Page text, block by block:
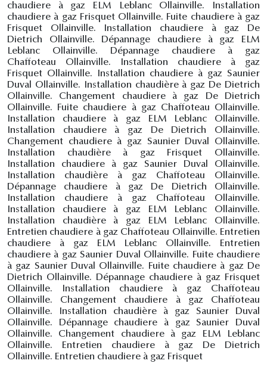
chaudiere à gaz ELM Leblanc Ollainville. Installation
chaudiere à gaz Frisquet Ollainville. Fuite chaudiere à gaz
Frisquet Ollainville. Installation chaudiere à gaz De
Dietrich Ollainville. Dépannage chaudiere à gaz ELM
Leblanc Ollainville. Dépannage chaudiere à gaz
Chaffoteau Ollainville. Installation chaudiere à gaz
Frisquet Ollainville. Installation chaudiere à gaz Saunier
Duval Ollainville. Installation chaudière à gaz De Dietrich
Ollainville. Changement chaudiere à gaz De Dietrich
Ollainville. Fuite chaudiere à gaz Chaffoteau Ollainville.
Installation chaudiere à gaz ELM Leblanc Ollainville.
Installation chaudiere à gaz De Dietrich Ollainville.
Changement chaudiere à gaz Saunier Duval Ollainville.
Installation chaudière à gaz Frisquet Ollainville.
Installation chaudiere à gaz Saunier Duval Ollainville.
Installation chaudière à gaz Chaffoteau Ollainville.
Dépannage chaudiere à gaz De Dietrich Ollainville.
Installation chaudiere à gaz Chaffoteau Ollainville.
Installation chaudiere à gaz ELM Leblanc Ollainville.
Installation chaudière à gaz ELM Leblanc Ollainville.
Entretien chaudiere à gaz Chaffoteau Ollainville. Entretien
chaudiere à gaz ELM Leblanc Ollainville. Entretien
chaudiere à gaz Saunier Duval Ollainville. Fuite chaudiere
à gaz Saunier Duval Ollainville. Fuite chaudiere à gaz De
Dietrich Ollainville. Dépannage chaudiere à gaz Frisquet
Ollainville. Installation chaudiere à gaz Chaffoteau
Ollainville. Changement chaudiere à gaz Chaffoteau
Ollainville. Installation chaudière à gaz Saunier Duval
Ollainville. Dépannage chaudiere à gaz Saunier Duval
Ollainville. Changement chaudiere à gaz ELM Leblanc
Ollainville. Entretien chaudiere à gaz De Dietrich
Ollainville. Entretien chaudiere à gaz Frisquet